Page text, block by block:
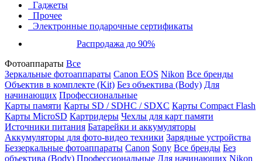
Гаджеты
Прочее
Электронные подарочные сертификаты
Распродажа до 90%
Фотоаппараты Все
Зеркальные фотоаппараты Canon EOS Nikon Все бренды
Объектив в комплекте (Kit) Без объектива (Body) Для
начинающих Профессиональные
Карты памяти Карты SD / SDHC / SDXC Карты Compact Flash
Карты MicroSD Картридеры Чехлы для карт памяти
Источники питания Батарейки и аккумуляторы
Аккумуляторы для фото-видео техники Зарядные устройства
Беззеркальные фотоаппараты Canon Sony Все бренды Без
объектива (Body) Профессиональные Для начинающих Nikon